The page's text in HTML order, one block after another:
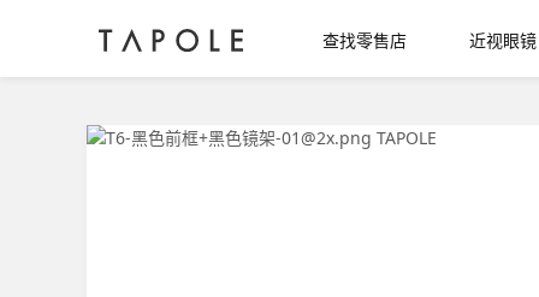
查找零售店 近视眼镜